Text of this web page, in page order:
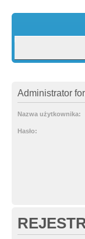
Administrator
Nazwa użytkownika:
Hasło: